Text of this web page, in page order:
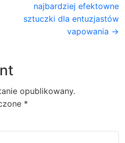
najbardziej efektowne
sztuczki dla entuzjastów
vapowania →
opublikowany.
*